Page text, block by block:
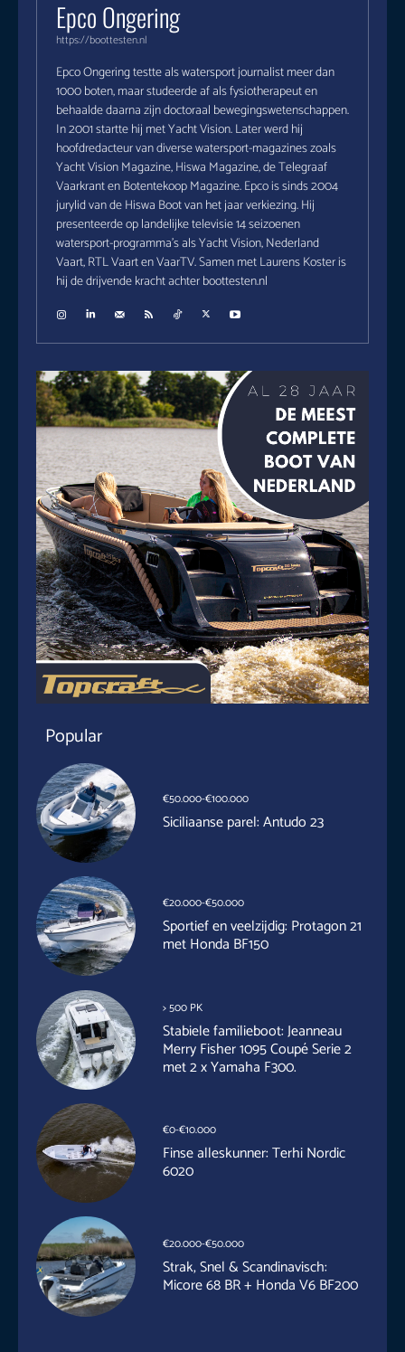
Epco Ongering
https://boottesten.nl
Epco Ongering testte als watersport journalist meer dan
1000 boten, maar studeerde af als fysiotherapeut en
behaalde daarna zijn doctoraal bewegingswetenschappen.
In 2001 startte hij met Yacht Vision. Later werd hij
hoofdredacteur van diverse watersport-magazines zoals
Yacht Vision Magazine, Hiswa Magazine, de Telegraaf
Vaarkrant en Botentekoop Magazine. Epco is sinds 2004
jurylid van de Hiswa Boot van het jaar verkiezing. Hij
presenteerde op landelijke televisie 14 seizoenen
watersport-programma's als Yacht Vision, Nederland
Vaart, RTL Vaart en VaarTV. Samen met Laurens Koster is
hij de drijvende kracht achter boottesten.nl
Popular
€50.000-€100.000
Siciliaanse parel: Antudo 23
€20.000-€50.000
Sportief en veelzijdig: Protagon 21
met Honda BF150
> 500 PK
Stabiele familieboot: Jeanneau
Merry Fisher 1095 Coupé Serie 2
met 2 x Yamaha F300.
€0-€10.000
Finse alleskunner: Terhi Nordic
6020
€20.000-€50.000
Strak, Snel & Scandinavisch:
Micore 68 BR + Honda V6 BF200